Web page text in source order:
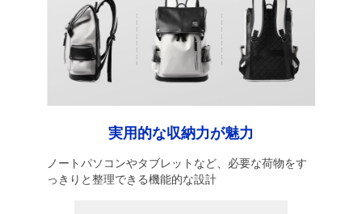
実用的な収納力が魅力
ノートパソコンやタブレットなど、必要な荷物をす
っきりと整理できる機能的な設計